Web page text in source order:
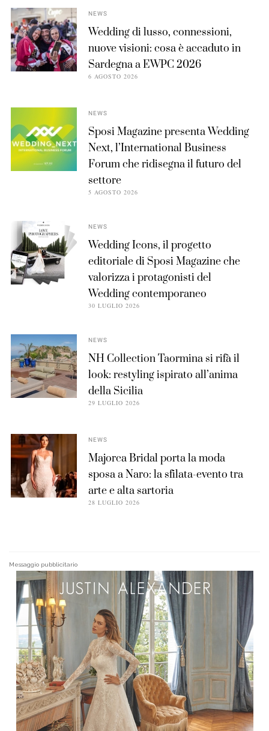
NEWS
Wedding di lusso, connessioni,
nuove visioni: cosa è accaduto in
Sardegna a EWPC 2026
6 AGOSTO 2026
NEWS
Sposi Magazine presenta Wedding
Next, l’International Business
Forum che ridisegna il futuro del
settore
5 AGOSTO 2026
NEWS
Wedding Icons, il progetto
editoriale di Sposi Magazine che
valorizza i protagonisti del
Wedding contemporaneo
30 LUGLIO 2026
NEWS
NH Collection Taormina si rifà il
look: restyling ispirato all’anima
della Sicilia
29 LUGLIO 2026
NEWS
Majorca Bridal porta la moda
sposa a Naro: la sfilata-evento tra
arte e alta sartoria
28 LUGLIO 2026
Messaggio pubblicitario